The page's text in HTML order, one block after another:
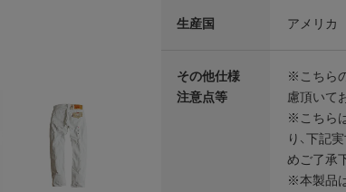
生産国 アメリカ
その他仕様
注意点等
※こちら
慮頂いて
※こちら
り、下記
めご了承
※本製品